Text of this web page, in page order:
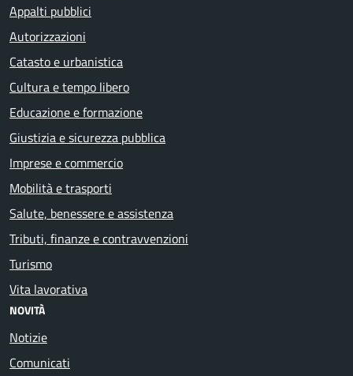
Appalti pubblici
Autorizzazioni
Catasto e urbanistica
Cultura e tempo libero
Educazione e formazione
Giustizia e sicurezza pubblica
Imprese e commercio
Mobilità e trasporti
Salute, benessere e assistenza
Tributi, finanze e contravvenzioni
Turismo
Vita lavorativa
NOVITÀ
Notizie
Comunicati